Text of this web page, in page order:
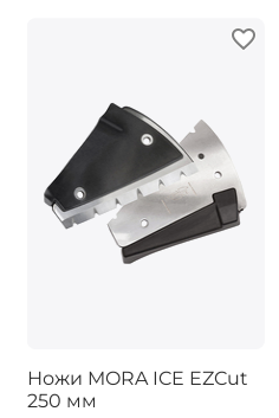
Ножи MORA ICE EZCut
250 мм